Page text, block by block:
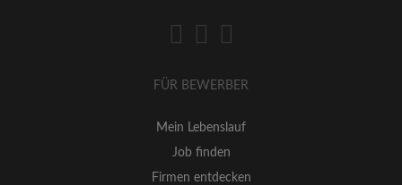
FÜR BEWERBER
Mein Lebenslauf
Job finden
Firmen entdecken